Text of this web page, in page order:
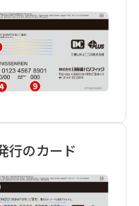
行のカード